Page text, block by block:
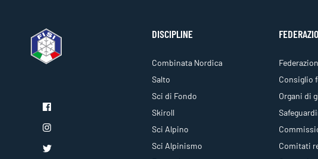
DISCIPLINE
Combinata Nordica
Salto
Sci di Fondo
Skiroll
Sci Alpino
Sci Alpinismo
Consiglio
Organi di
Comitati